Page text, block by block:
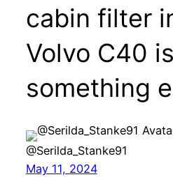
cabin filter
Volvo C40 is
something
@Serilda_Stanke91
May 11, 2024